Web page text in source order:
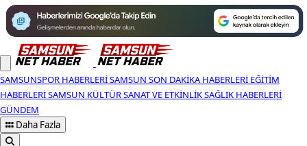
SAMSUNSPOR HABERLERISAMSUN SON DAKIKA HABERLERI EĞITIM
HABERLERISAMSUN KÜLTÜR SANAT VE ETKINLIKSAĞLIK HABERLERI
GÜNDEM
Daha Fazla